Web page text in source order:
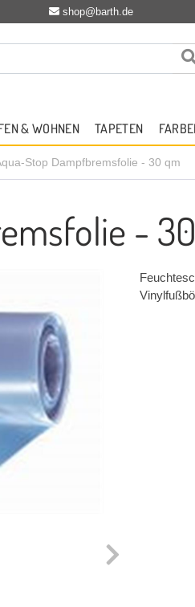
shop@barth.de
& WOHNEN TAPETEN
Stop Dampfbremsfolie - 30 qm
-